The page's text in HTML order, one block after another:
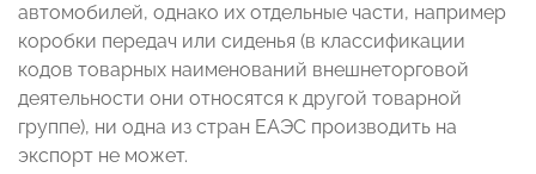
автомобилей, однако их отдельные части, например
коробки передач или сиденья (в классификации
кодов товарных наименований внешнеторговой
деятельности они относятся к другой товарной
группе), ни одна из стран ЕАЭС производить на
экспорт не может.